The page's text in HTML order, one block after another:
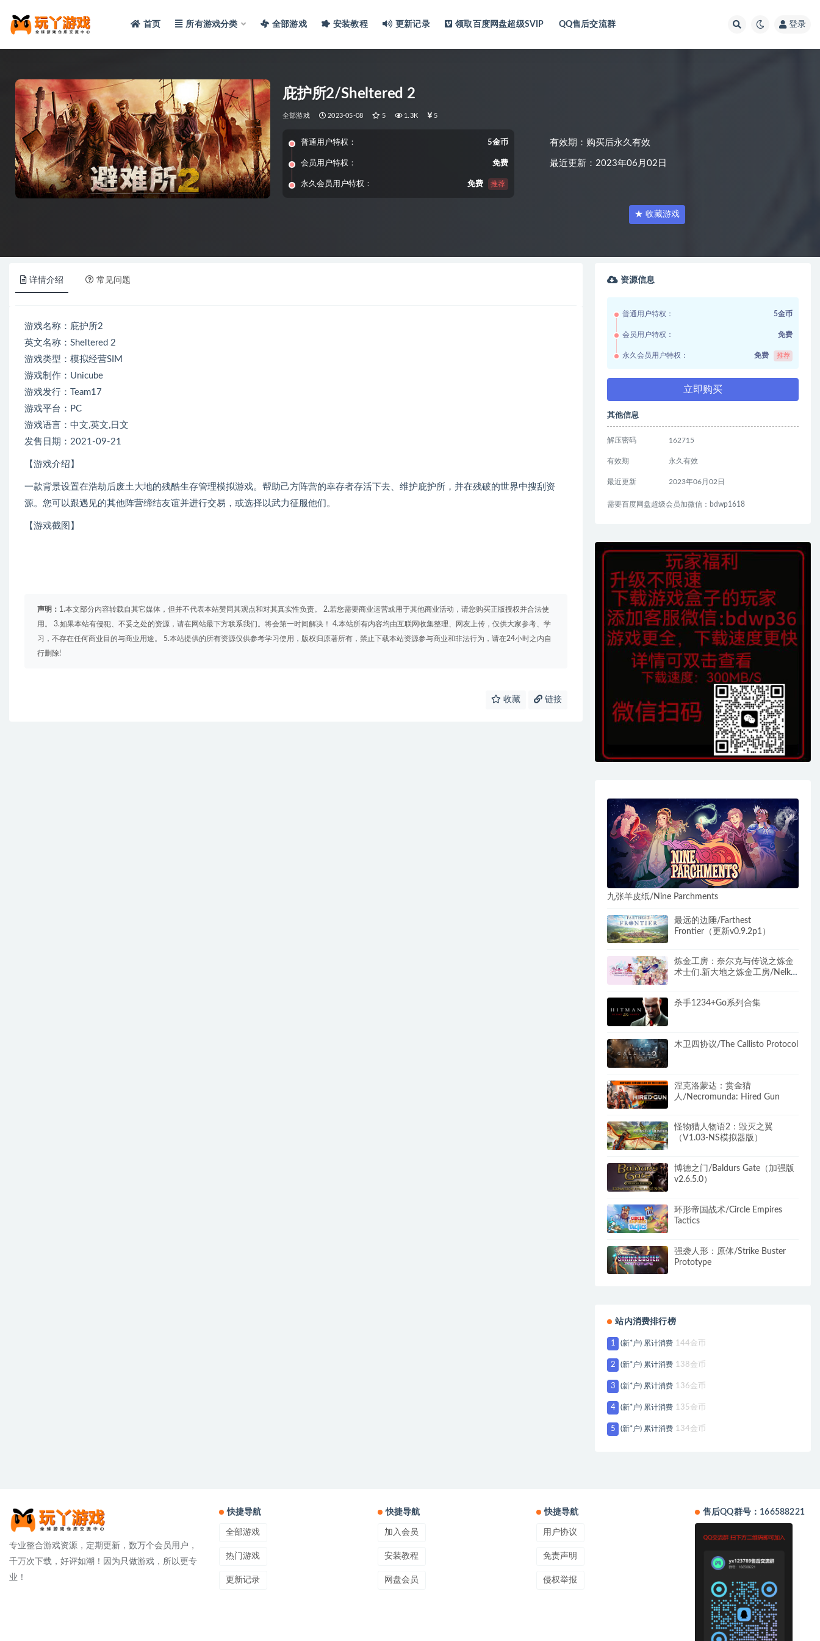
首页 所有游戏分类 全部游戏 安装教程 更新记录 领取百度网盘超级SVIP QQ售后交流群 登录
庇护所2/Sheltered 2
全部游戏 2023-05-08 5 1.3K 5
普通用户特权： 5金币
会员用户特权： 免费
永久会员用户特权： 免费 推荐
有效期：购买后永久有效
最近更新：2023年06月02日
★ 收藏游戏
详情介绍 常见问题
游戏名称：庇护所2
英文名称：Sheltered 2
游戏类型：模拟经营SIM
游戏制作：Unicube
游戏发行：Team17
游戏平台：PC
游戏语言：中文,英文,日文
发售日期：2021-09-21
【游戏介绍】
一款背景设置在浩劫后废土大地的残酷生存管理模拟游戏。帮助己方阵营的幸存者存活下去、维护庇护所，并在残破的世界中搜刮资
源。您可以跟遇见的其他阵营缔结友谊并进行交易，或选择以武力征服他们。
【游戏截图】
声明： 1.本文部分内容转载自其它媒体，但并不代表本站赞同其观点和对其真实性负责。 2.若您需要商业运营或用于其他商业活动，请您购买正版授权并合法使
用。 3.如果本站有侵犯、不妥之处的资源，请在网站最下方联系我们。将会第一时间解决！ 4.本站所有内容均由互联网收集整理、网友上传，仅供大家参考、学
习，不存在任何商业目的与商业用途。 5.本站提供的所有资源仅供参考学习使用，版权归原著所有，禁止下载本站资源参与商业和非法行为，请在24小时之内自
行删除!
收藏 链接
资源信息
普通用户特权： 5金币
会员用户特权： 免费
永久会员用户特权： 免费 推荐
立即购买
其他信息
解压密码 162715
有效期 永久有效
最近更新 2023年06月02日
需要百度网盘超级会员加微信：bdwp1618
九张羊皮纸/Nine Parchments
最远的边陲/Farthest
Frontier（更新v0.9.2p1）
炼金工房：奈尔克与传说之炼金
术士们.新大地之炼金工房/Nelke
杀手1234+Go系列合集
木卫四协议/The Callisto Protocol
涅克洛蒙达：赏金猎
人/Necromunda: Hired Gun
怪物猎人物语2：毁灭之翼
（V1.03-NS模拟器版）
博德之门/Baldurs Gate（加强版
v2.6.5.0）
环形帝国战术/Circle Empires
Tactics
强袭人形：原体/Strike Buster
Prototype
站内消费排行榜
1 (新*户) 累计消费 144金币
2 (新*户) 累计消费 138金币
3 (新*户) 累计消费 136金币
4 (新*户) 累计消费 135金币
5 (新*户) 累计消费 134金币
专业整合游戏资源，定期更新，数万个会员用户，
千万次下载，好评如潮！因为只做游戏，所以更专
业！
快捷导航
全部游戏
热门游戏
更新记录
快捷导航
加入会员
安装教程
网盘会员
快捷导航
用户协议
免责声明
侵权举报
售后QQ群号：166588221